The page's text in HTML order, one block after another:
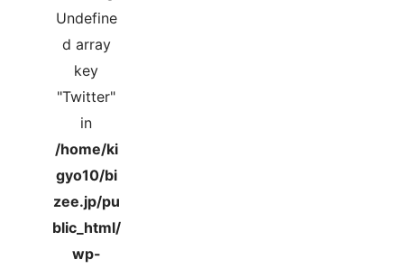
Undefine
d array
key
"Twitter"
in
/home/ki
gyo10/bi
zee.jp/pu
blic_html/
wp-